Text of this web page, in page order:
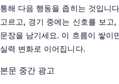
통해 다음 행동을 좁히는 것입니
고르고, 경기 중에는 신호를 보고
문장을 남기세요. 이 흐름이 쌓이
실력 변화로 이어집니다.
본문 중간 광고